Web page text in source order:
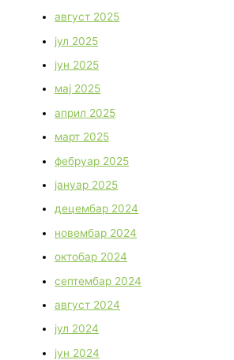
август 2025
јул 2025
јун 2025
мај 2025
април 2025
март 2025
фебруар 2025
јануар 2025
децембар 2024
новембар 2024
октобар 2024
септембар 2024
август 2024
јул 2024
јун 2024